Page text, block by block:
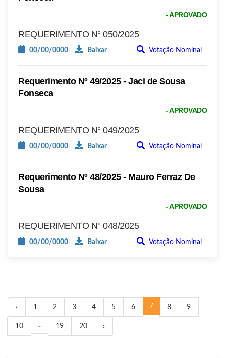
- APROVADO
REQUERIMENTO N° 050/2025
00/00/0000 Baixar Votação Nominal
Requerimento Nº 49/2025 - Jaci de Sousa
Fonseca
- APROVADO
REQUERIMENTO N° 049/2025
00/00/0000 Baixar Votação Nominal
Requerimento Nº 48/2025 - Mauro Ferraz De
Sousa
- APROVADO
REQUERIMENTO N° 048/2025
00/00/0000 Baixar Votação Nominal
‹ 1 2 3 4 5 6 7 8 9
10 ... 19 20 ›